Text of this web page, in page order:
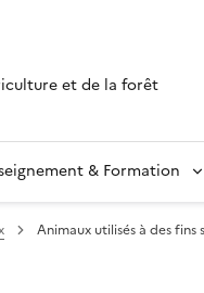
et de la forêt
& Formation
Animaux utilisés à des fins